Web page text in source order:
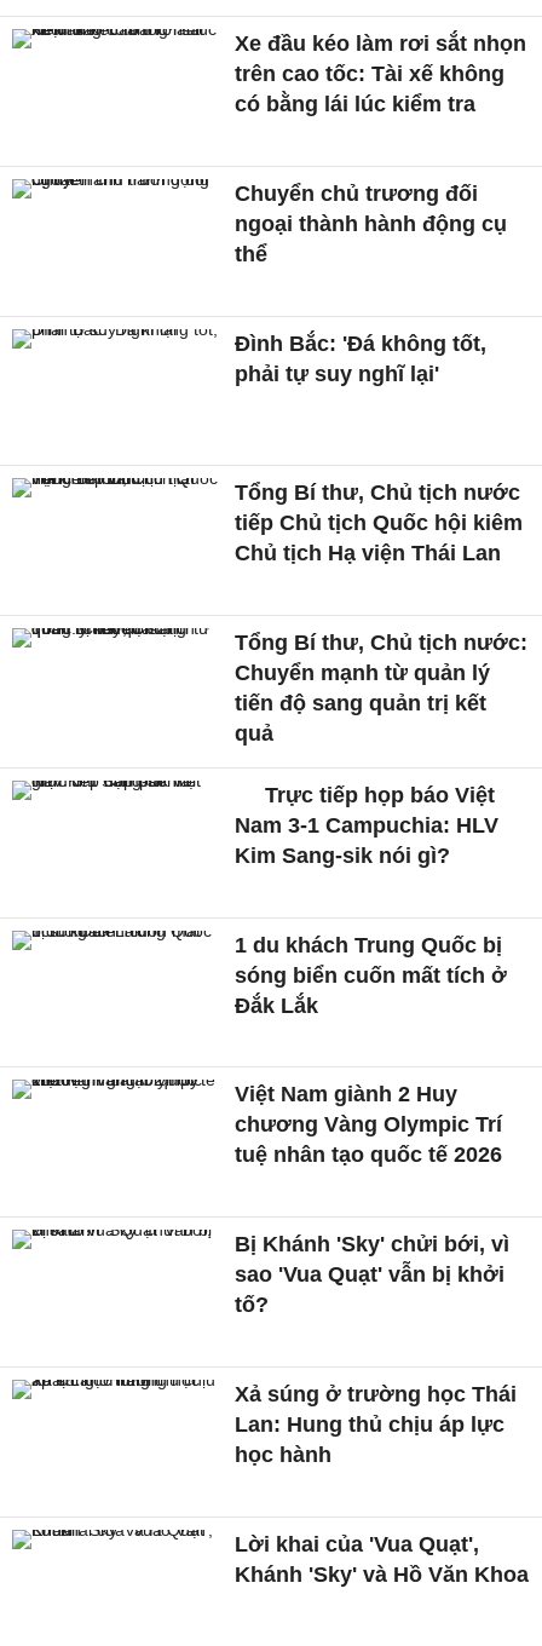
Xe đầu kéo làm rơi sắt nhọn
trên cao tốc: Tài xế không
có bằng lái lúc kiểm tra
Chuyển chủ trương đối
ngoại thành hành động cụ
thể
Đình Bắc: 'Đá không tốt,
phải tự suy nghĩ lại'
Tổng Bí thư, Chủ tịch nước
tiếp Chủ tịch Quốc hội kiêm
Chủ tịch Hạ viện Thái Lan
Tổng Bí thư, Chủ tịch nước:
Chuyển mạnh từ quản lý
tiến độ sang quản trị kết
quả
Trực tiếp họp báo Việt
Nam 3-1 Campuchia: HLV
Kim Sang-sik nói gì?
1 du khách Trung Quốc bị
sóng biển cuốn mất tích ở
Đắk Lắk
Việt Nam giành 2 Huy
chương Vàng Olympic Trí
tuệ nhân tạo quốc tế 2026
Bị Khánh 'Sky' chửi bới, vì
sao 'Vua Quạt' vẫn bị khởi
tố?
Xả súng ở trường học Thái
Lan: Hung thủ chịu áp lực
học hành
Lời khai của 'Vua Quạt',
Khánh 'Sky' và Hồ Văn Khoa